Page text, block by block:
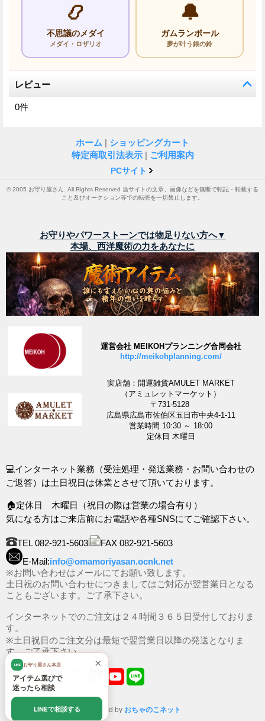
📿
不思議のメダイ
メダイ・ロザリオ
🔔
ガムランボール
夢が叶う銀の鈴
レビュー
0件
ホーム | ショッピングカート
特定商取引法表示 | ご利用案内
PCサイト
© 2005 お守り屋さん. All Rights Reserved 当サイトの文章、画像などを無断で転記・転載する
こと及びオークション等での転売を一切禁止します。
お守りやパワーストーンでは物足りない方へ▼
本場、西洋魔術の力をあなたに
運営会社 MEIKOHプランニング合同会社
http://meikohplanning.com/
実店舗：開運雑貨AMULET MARKET
（アミュレットマーケット）
〒731-5128
広島県広島市佐伯区五日市中央4-1-11
営業時間 10:30 ～ 18:00
定休日 木曜日
💻インターネット業務（受注処理・発送業務・お問い合わせの
ご返答）は土日祝日は休業とさせて頂いております。
🏠定休日 木曜日（祝日の際は営業の場合有り）
気になる方はご来店前にお電話や各種SNSにてご確認下さい。
TEL 082-921-5603
FAX 082-921-5603
E-Mail:info@omamoriyasan.ocnk.net
※お問い合わせはメールにてお願い致します。
土日祝のお問い合わせにつきましてはご対応が翌営業日となる
こともございます。ご了承下さい。
インターネットでのご注文は２４時間３６５日受付しておりま
す。
※土日祝日のご注文分は最短で翌営業日以降の発送となりま
す。ご了承下さい。
Powered by おちゃのこネット
×
LINE お守り屋さん本店
アイテム選びで
迷ったら相談
LINEで相談する